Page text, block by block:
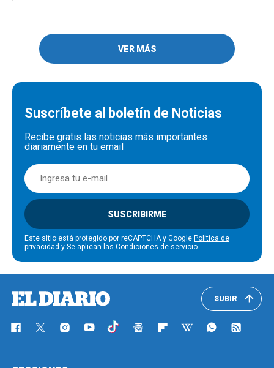
VER MÁS
Suscríbete al boletín de Noticias
Recibe gratis las noticias más importantes
diariamente en tu email
SUSCRIBIRME
Este sitio está protegido por reCAPTCHA y Google Política de
privacidad y Se aplican las Condiciones de servicio.
SUBIR